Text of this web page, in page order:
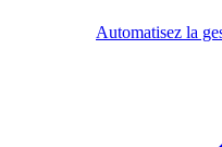
Automatisez la